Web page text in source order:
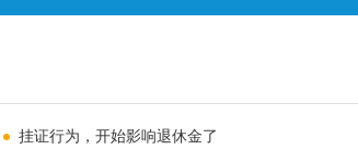
人每科70元
挂证行为，开始影响退休金了